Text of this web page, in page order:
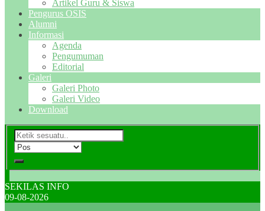
Artikel Guru & Siswa
Pengurus OSIS
Alumni
Informasi
Agenda
Pengumuman
Editorial
Galeri
Galeri Photo
Galeri Video
Download
SEKILAS INFO
09-08-2026